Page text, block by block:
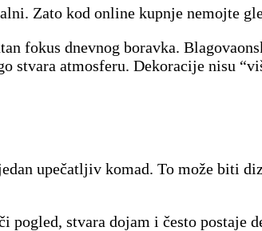
Zato kod online kupnje nemojte
fokus dnevnog boravka.
stvara atmosferu. Dekoracije nisu
upečatljiv komad. To može biti
pogled, stvara dojam i često postaje